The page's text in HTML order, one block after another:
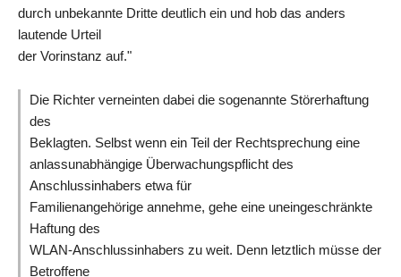
durch unbekannte Dritte deutlich ein und hob das anders
lautende Urteil
der Vorinstanz auf."
Die Richter verneinten dabei die sogenannte Störerhaftung
des
Beklagten. Selbst wenn ein Teil der Rechtsprechung eine
anlassunabhängige Überwachungspflicht des
Anschlussinhabers etwa für
Familienangehörige annehme, gehe eine uneingeschränkte
Haftung des
WLAN-Anschlussinhabers zu weit. Denn letztlich müsse der
Betroffene